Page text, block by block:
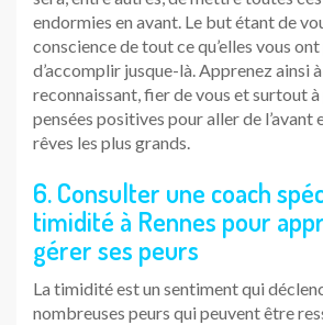
endormies en avant. Le but étant de
conscience de tout ce qu’elles vous
d’accomplir jusque-là. Apprenez ainsi
reconnaissant, fier de vous et surtout
pensées positives pour aller de l’avant
rêves les plus grands.
6. Consulter une coach
timidité à Rennes pour
gérer ses peurs
La timidité est un sentiment qui
nombreuses peurs qui peuvent être